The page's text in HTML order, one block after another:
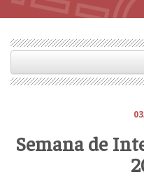
Semana de